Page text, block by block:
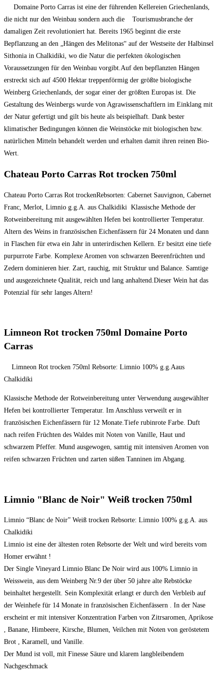
Domaine Porto Carras ist eine der führenden Kellereien Griechenlands,
die nicht nur den Weinbau sondern auch die Tourismusbranche der
damaligen Zeit revolutioniert hat. Bereits 1965 beginnt die erste
Bepflanzung an den „Hängen des Melitonas“ auf der Westseite der Halbinsel
Sithonia in Chalkidiki, wo die Natur die perfekten ökologischen
Voraussetzungen für den Weinbau vorgibt.Auf den bepflanzten Hängen
erstreckt sich auf 4500 Hektar treppenförmig der größte biologische
Weinberg Griechenlands, der sogar einer der größten Europas ist. Die
Gestaltung des Weinbergs wurde von Agrawissenschaftlern im Einklang mit
der Natur gefertigt und gilt bis heute als beispielhaft. Dank bester
klimatischer Bedingungen können die Weinstöcke mit biologischen bzw.
natürlichen Mitteln behandelt werden und erhalten damit ihren reinen Bio-
Wert.
Chateau Porto Carras Rot trocken 750ml
Chateau Porto Carras Rot trockenRebsorten: Cabernet Sauvignon, Cabernet
Franc, Merlot, Limnio g.g.A. aus Chalkidiki Klassische Methode der
Rotweinbereitung mit ausgewählten Hefen bei kontrollierter Temperatur.
Altern des Weins in französischen Eichenfässern für 24 Monaten und dann
in Flaschen für etwa ein Jahr in unterirdischen Kellern. Er besitzt eine tiefe
purpurrote Farbe. Komplexe Aromen von schwarzen Beerenfrüchten und
Zedern dominieren hier. Zart, rauchig, mit Struktur und Balance. Samtige
und ausgezeichnete Qualität, reich und lang anhaltend.Dieser Wein hat das
Potenzial für sehr langes Altern!
Limneon Rot trocken 750ml Domaine Porto
Carras
Limneon Rot trocken 750ml Rebsorte: Limnio 100% g.g.Aaus
Chalkidiki
Klassische Methode der Rotweinbereitung unter Verwendung ausgewählter
Hefen bei kontrollierter Temperatur. Im Anschluss verweilt er in
französischen Eichenfässern für 12 Monate.Tiefe rubinrote Farbe. Duft
nach reifen Früchten des Waldes mit Noten von Vanille, Haut und
schwarzem Pfeffer. Mund ausgewogen, samtig mit intensiven Aromen von
reifen schwarzen Früchten und zarten süßen Tanninen im Abgang.
Limnio "Blanc de Noir" Weiß trocken 750ml
Limnio “Blanc de Noir” Weiß trocken Rebsorte: Limnio 100% g.g.A. aus
Chalkidiki
Limnio ist eine der ältesten roten Rebsorte der Welt und wird bereits vom
Homer erwähnt !
Der Single Vineyard Limnio Blanc De Noir wird aus 100% Limnio in
Weisswein, aus dem Weinberg Nr.9 der über 50 jahre alte Rebstöcke
beinhaltet hergestellt. Sein Komplexität erlangt er durch den Verbleib auf
der Weinhefe für 14 Monate in französischen Eichenfässern . In der Nase
erscheint er mit intensiver Konzentration Farben von Zitrsaromen, Aprikose
, Banane, Himbeere, Kirsche, Blumen, Veilchen mit Noten von geröstetem
Brot , Karamell, und Vanille.
Der Mund ist voll, mit Finesse Säure und klarem langbleibendem
Nachgeschmack